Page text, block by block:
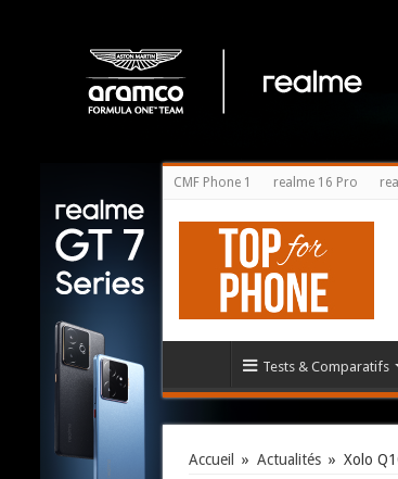
CMF Phone 1 realme 16 Pro
Tests & Comparatifs
Accueil » Actualités » Xolo